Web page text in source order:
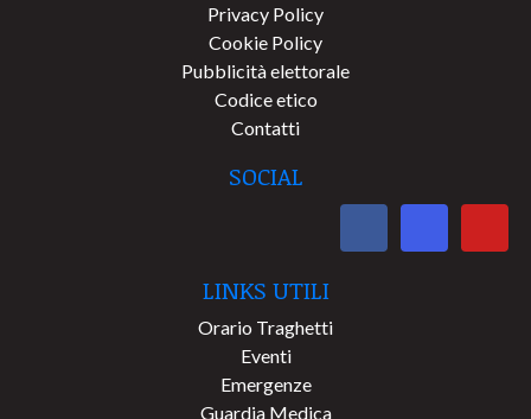
Privacy Policy
Cookie Policy
Pubblicità elettorale
Codice etico
Contatti
SOCIAL
LINKS UTILI
Orario Traghetti
Eventi
Emergenze
Guardia Medica